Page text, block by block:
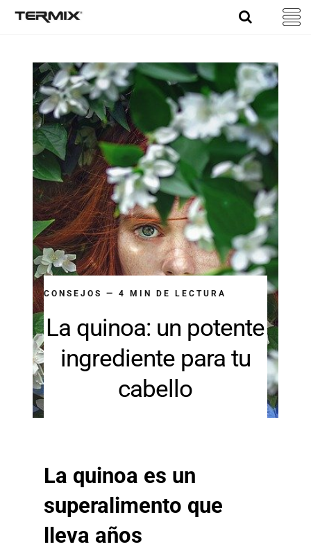
Skip
CONSEJOS — 4 MIN DE LECTURA
La quinoa: un potente
ingrediente para tu
cabello
La quinoa es un
superalimento que
lleva años